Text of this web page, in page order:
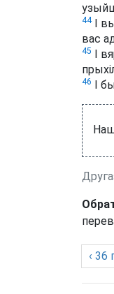
44І
вас
45 І
46 І
‹ 36